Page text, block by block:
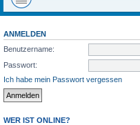
ANMELDEN
Benutzername:
Passwort:
Ich habe mein Passwort vergessen
WER IST ONLINE?